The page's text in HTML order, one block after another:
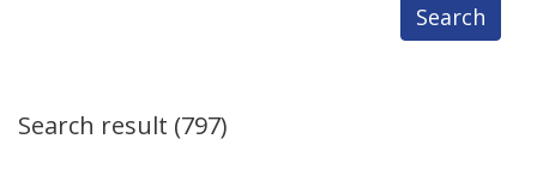
Search
Search result (797)